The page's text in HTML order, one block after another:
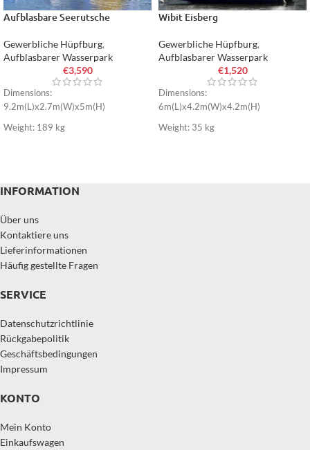
Aufblasbare Seerutsche
Gewerbliche Hüpfburg,
Aufblasbarer Wasserpark
€3,590
Dimensions:
9.2m(L)x2.7m(W)x5m(H)
Weight: 189 kg
Wibit Eisberg
Gewerbliche Hüpfburg,
Aufblasbarer Wasserpark
€1,520
Dimensions:
6m(L)x4.2m(W)x4.2m(H)
Weight: 35 kg
INFORMATION
Über uns
Kontaktiere uns
Lieferinformationen
Häufig gestellte Fragen
SERVICE
Datenschutzrichtlinie
Rückgabepolitik
Geschäftsbedingungen
Impressum
KONTO
Mein Konto
Einkaufswagen